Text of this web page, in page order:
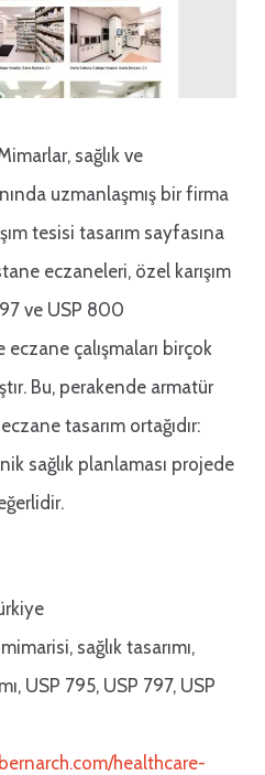
sağlık ve
uzmanlaşmış bir firma
tesisi tasarım sayfasına
eczaneleri, özel karışım
ve USP 800
çalışmaları birçok
Bu, perakende armatür
tasarım ortağıdır:
sağlık planlaması projede
sağlık tasarımı,
USP 795, USP 797, USP
healthcare-